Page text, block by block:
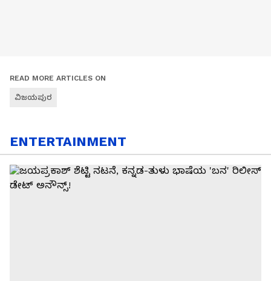
READ MORE ARTICLES ON
ವಿಜಯಪುರ
ENTERTAINMENT